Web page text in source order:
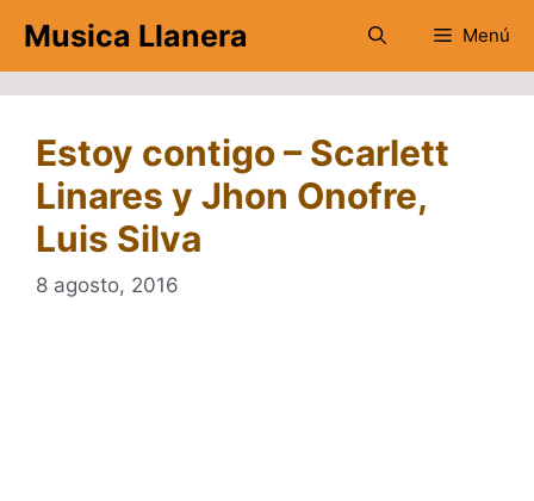
contenido
Musica Llanera Menú
Estoy contigo – Scarlett
Linares y Jhon Onofre,
Luis Silva
8 agosto, 2016